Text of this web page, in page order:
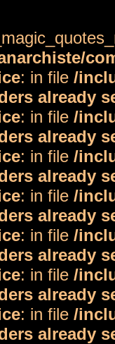
: in file /
already
: in file /
already
: in file /
already
: in file /
already
: in file /
already
: in file /
already
: in file /
already